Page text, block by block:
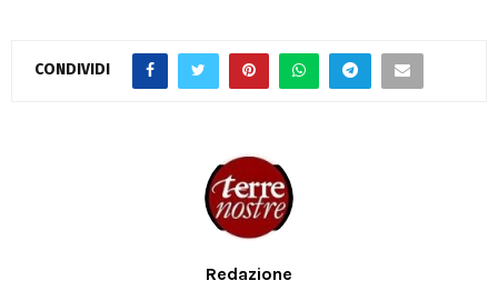
CONDIVIDI
Redazione